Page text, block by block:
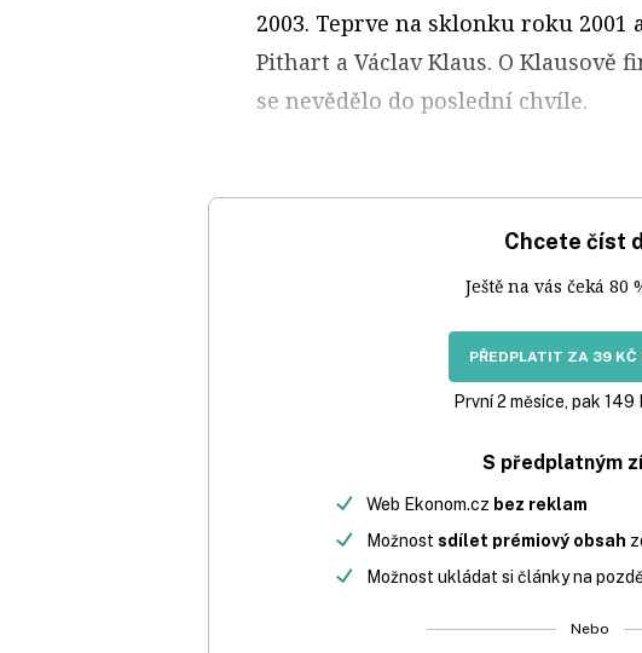
2003. Teprve na sklonku roku 2001
Pithart a Václav Klaus. O Klausově
se nevědělo do poslední chvíle.
Chcete číst
Ještě na vás čeká 80
PŘEDPLATIT ZA 39 KČ
První 2 měsíce, pak 149
S předplatným
Web Ekonom.cz bez reklam
Možnost sdílet prémiový obsah
Možnost ukládat si články na
Nebo